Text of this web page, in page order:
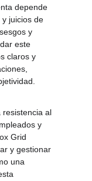
depende
juicios de
y
este
claros y
resistencia al
y
Grid
y gestionar
una